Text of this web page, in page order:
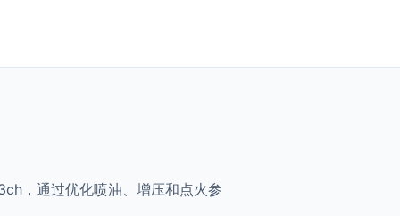
，通过优化喷油、增压和点火参